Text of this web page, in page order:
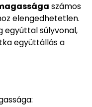
számos
elengedhetetlen.
egyúttal súlyvonal,
együttállás a